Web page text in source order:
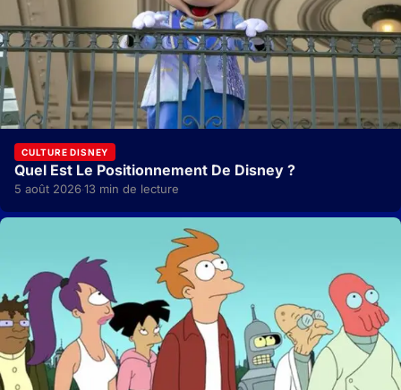
CULTURE DISNEY
Quel Est Le Positionnement De Disney ?
5 août 2026·13 min de lecture